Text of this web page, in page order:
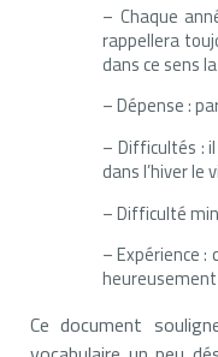
– Chaque
rappellera
dans ce sens
– Dépense :
– Difficultés :
dans l’hiver le
– Difficulté
– Expérience :
Ce document